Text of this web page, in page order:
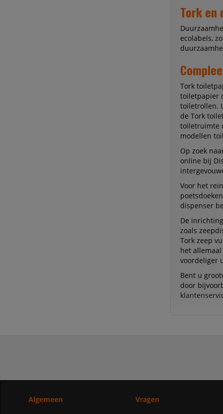
Tork en
ecolabels,
Tork
toiletpapier
toiletrollen.
de Tork
toiletruimte
modellen
Op zoek
online bij
Voor het
dispenser
De
zoals
Tork zeep
het
voordeliger
Bent u
door
Algemeen
Vragen